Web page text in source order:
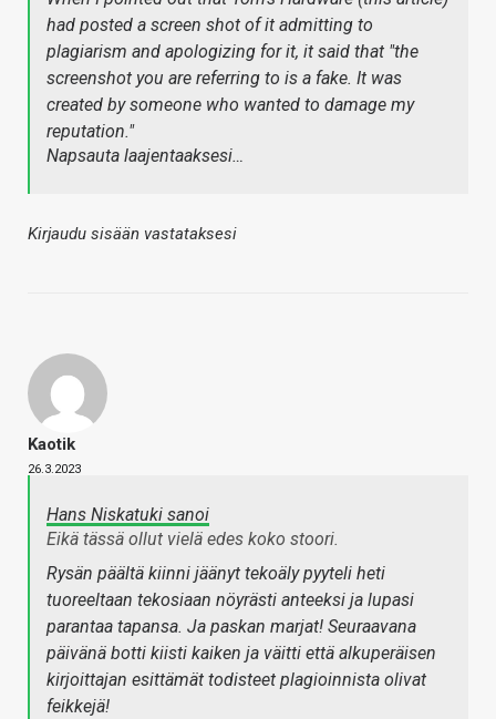
had posted a screen shot of it admitting to
plagiarism and apologizing for it, it said that "the
screenshot you are referring to is a fake. It was
created by someone who wanted to damage my
reputation."
Napsauta laajentaaksesi…
Kirjaudu sisään vastataksesi
Kaotik
26.3.2023
Hans Niskatuki sanoi
Eikä tässä ollut vielä edes koko stoori.
Rysän päältä kiinni jäänyt tekoäly pyyteli heti
tuoreeltaan tekosiaan nöyrästi anteeksi ja lupasi
parantaa tapansa. Ja paskan marjat! Seuraavana
päivänä botti kiisti kaiken ja väitti että alkuperäisen
kirjoittajan esittämät todisteet plagioinnista olivat
feikkejä!